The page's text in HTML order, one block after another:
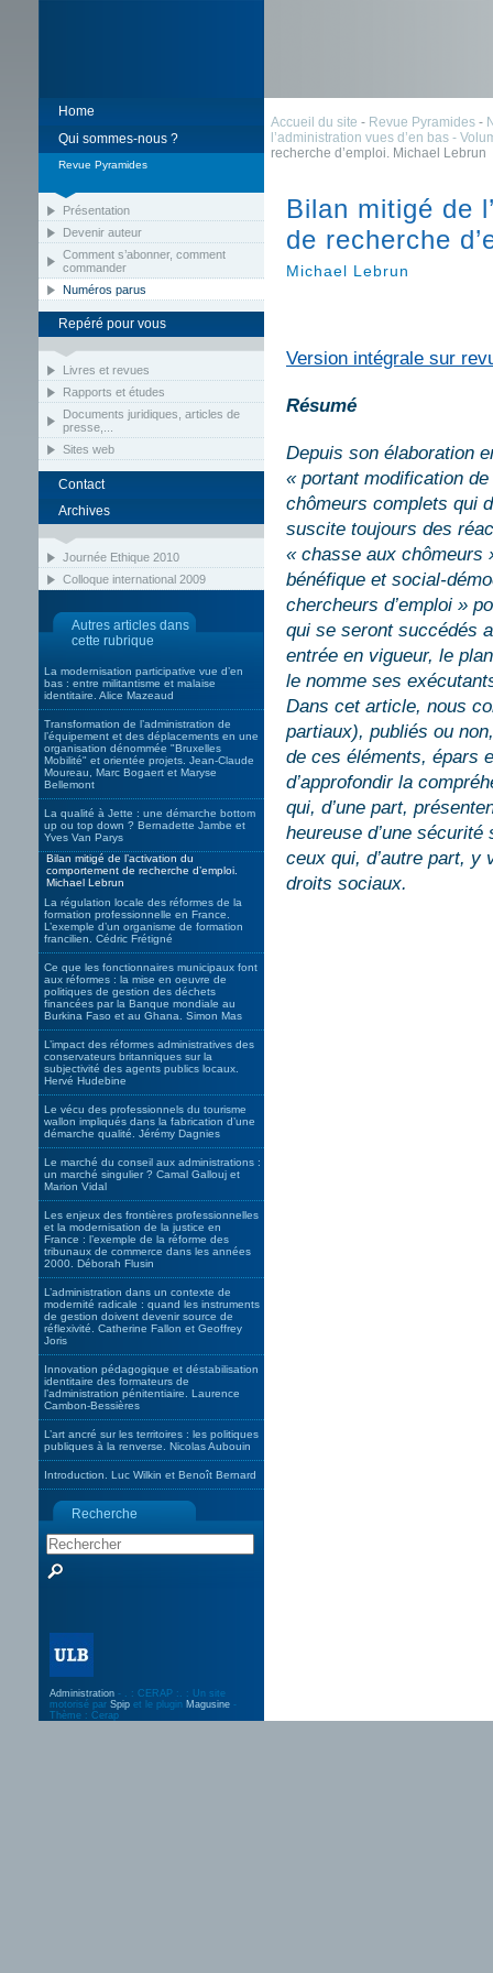
Home
Qui sommes-nous ?
Revue Pyramides
Présentation
Devenir auteur
Comment s’abonner, comment
commander
Numéros parus
Repéré pour vous
Livres et revues
Rapports et études
Documents juridiques, articles de
presse,...
Sites web
Contact
Archives
Journée Ethique 2010
Colloque international 2009
Autres articles dans
cette rubrique
La modernisation participative vue d’en
bas : entre militantisme et malaise
identitaire. Alice Mazeaud
Transformation de l’administration de
l’équipement et des déplacements en une
organisation dénommée "Bruxelles
Mobilité" et orientée projets. Jean-Claude
Moureau, Marc Bogaert et Maryse
Bellemont
La qualité à Jette : une démarche bottom
up ou top down ? Bernadette Jambe et
Yves Van Parys
Bilan mitigé de l’activation du
comportement de recherche d’emploi.
Michael Lebrun
La régulation locale des réformes de la
formation professionnelle en France.
L’exemple d’un organisme de formation
francilien. Cédric Frétigné
Ce que les fonctionnaires municipaux font
aux réformes : la mise en oeuvre de
politiques de gestion des déchets
financées par la Banque mondiale au
Burkina Faso et au Ghana. Simon Mas
L’impact des réformes administratives des
conservateurs britanniques sur la
subjectivité des agents publics locaux.
Hervé Hudebine
Le vécu des professionnels du tourisme
wallon impliqués dans la fabrication d’une
démarche qualité. Jérémy Dagnies
Le marché du conseil aux administrations :
un marché singulier ? Camal Gallouj et
Marion Vidal
Les enjeux des frontières professionnelles
et la modernisation de la justice en
France : l’exemple de la réforme des
tribunaux de commerce dans les années
2000. Déborah Flusin
L’administration dans un contexte de
modernité radicale : quand les instruments
de gestion doivent devenir source de
réflexivité. Catherine Fallon et Geoffrey
Joris
Innovation pédagogique et déstabilisation
identitaire des formateurs de
l’administration pénitentiaire. Laurence
Cambon-Bessières
L’art ancré sur les territoires : les politiques
publiques à la renverse. Nicolas Aubouin
Introduction. Luc Wilkin et Benoît Bernard
Recherche
Accueil du site - Revue Pyramides -
l’administration vues d’en bas -
recherche d’emploi. Michael Lebrun
Bilan mitigé de
de recherche
Michael Lebrun
Version intégrale sur
Résumé
Depuis son élaboration
« portant modification
chômeurs complets qui
suscite toujours des
« chasse aux chômeurs
bénéfique et social-
chercheurs d’emploi »
qui se seront succédés
entrée en vigueur, le
le nomme ses
Dans cet article, nous
partiaux), publiés ou
de ces éléments, épars
d’approfondir la
qui, d’une part,
heureuse d’une
ceux qui, d’autre part, y
droits sociaux.
Administration - . : CERAP :. : Un site
motorisé par Spip et le plugin Magusine -
Thème : Cerap